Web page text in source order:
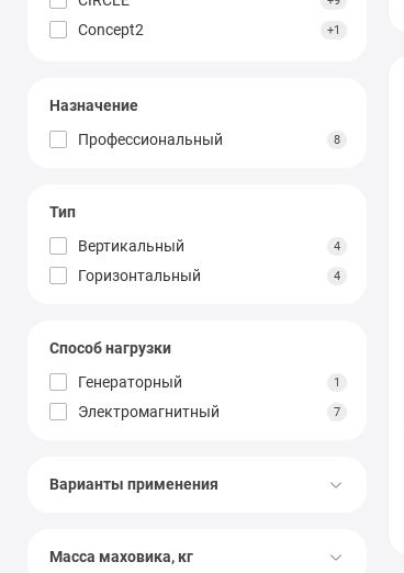
Concept2 +1
Energyfit +8
FITEX
FITLAND
Gymtek
Hop-Sport +107
HouseFit +31
MATRIX +15
Назначение
Профессиональный
8
Тип
Вертикальный
4
Горизонтальный 4
Способ нагрузки
Генераторный
1
Электромагнитный 7
Варианты применения
Масса маховика, кг